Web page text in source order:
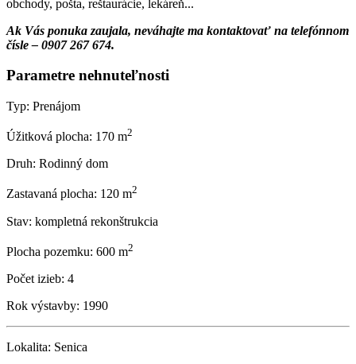
obchody, pošta, reštaurácie, lekáreň...
Ak Vás ponuka zaujala, neváhajte ma kontaktovať na telefónnom
čísle – 0907 267 674.
Parametre nehnuteľnosti
Typ: Prenájom
Úžitková plocha: 170 m2
Druh: Rodinný dom
Zastavaná plocha: 120 m2
Stav: kompletná rekonštrukcia
Plocha pozemku: 600 m2
Počet izieb: 4
Rok výstavby: 1990
Lokalita: Senica